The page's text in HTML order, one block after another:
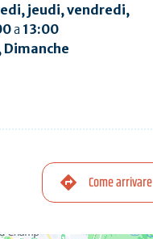
jeudi, vendredi,
a 13:00
Dimanche
Come arrivare